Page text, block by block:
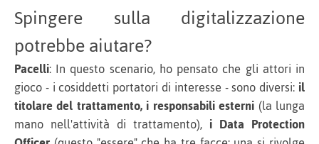
Spingere sulla digitalizzazione
potrebbe aiutare?
Pacelli: In questo scenario, ho pensato che gli attori in
gioco - i cosiddetti portatori di interesse - sono diversi:il
titolare del trattamento, i responsabili esterni (la lunga
mano nell'attività di trattamento), i Data Protection